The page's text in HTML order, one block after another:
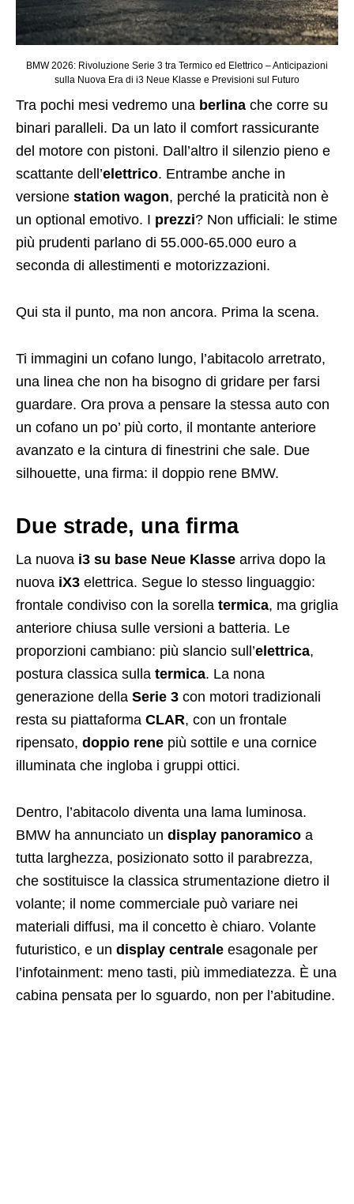
BMW 2026: Rivoluzione Serie 3 tra Termico ed Elettrico – Anticipazioni
sulla Nuova Era di i3 Neue Klasse e Previsioni sul Futuro
Tra pochi mesi vedremo una berlina che corre su
binari paralleli. Da un lato il comfort rassicurante
del motore con pistoni. Dall’altro il silenzio pieno e
scattante dell’elettrico. Entrambe anche in
versione station wagon, perché la praticità non è
un optional emotivo. I prezzi? Non ufficiali: le stime
più prudenti parlano di 55.000-65.000 euro a
seconda di allestimenti e motorizzazioni.
Qui sta il punto, ma non ancora. Prima la scena.
Ti immagini un cofano lungo, l’abitacolo arretrato,
una linea che non ha bisogno di gridare per farsi
guardare. Ora prova a pensare la stessa auto con
un cofano un po’ più corto, il montante anteriore
avanzato e la cintura di finestrini che sale. Due
silhouette, una firma: il doppio rene BMW.
Due strade, una firma
La nuova i3 su base Neue Klasse arriva dopo la
nuova iX3 elettrica. Segue lo stesso linguaggio:
frontale condiviso con la sorella termica, ma griglia
anteriore chiusa sulle versioni a batteria. Le
proporzioni cambiano: più slancio sull’elettrica,
postura classica sulla termica. La nona
generazione della Serie 3 con motori tradizionali
resta su piattaforma CLAR, con un frontale
ripensato, doppio rene più sottile e una cornice
illuminata che ingloba i gruppi ottici.
Dentro, l’abitacolo diventa una lama luminosa.
BMW ha annunciato un display panoramico a
tutta larghezza, posizionato sotto il parabrezza,
che sostituisce la classica strumentazione dietro il
volante; il nome commerciale può variare nei
materiali diffusi, ma il concetto è chiaro. Volante
futuristico, e un display centrale esagonale per
l’infotainment: meno tasti, più immediatezza. È una
cabina pensata per lo sguardo, non per l’abitudine.